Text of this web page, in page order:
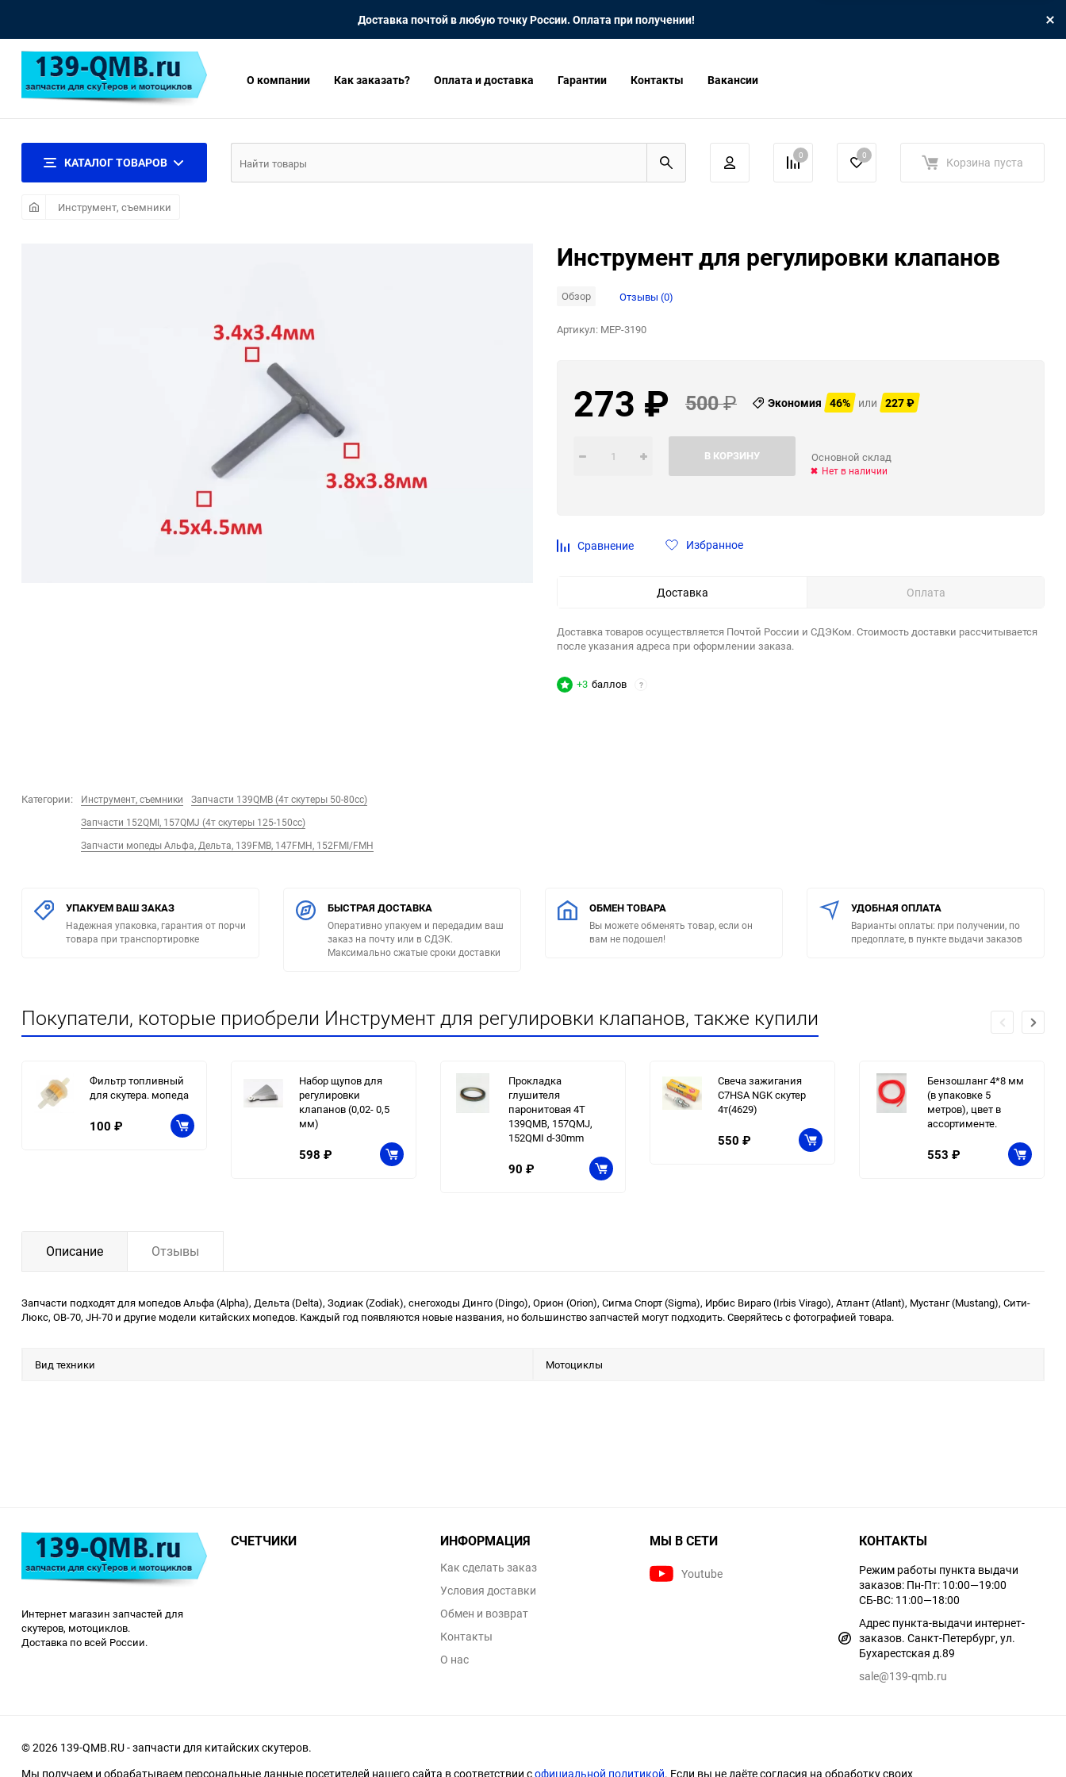
Доставка почтой в любую точку России. Оплата при получении!
О компании Как заказать? Оплата и доставка Гарантии Контакты Вакансии
КАТАЛОГ ТОВАРОВ 0 0 Корзина пуста
Инструмент, съемники
Категории: Инструмент, съемники
Запчасти 139QMB (4т скутеры 50-80сс)
Запчасти 152QMI, 157QMJ (4т скутеры 125-150сс)
Запчасти мопеды Альфа, Дельта, 139FMB, 147FMH, 152FMI/FMH
Инструмент для регулировки клапанов
Обзор Отзывы (0)
Артикул: MEP-3190
273 ₽ 500₽ Экономия 46% или 227₽
В КОРЗИНУ Основной склад
Нет в наличии
Сравнение Избранное
Доставка Оплата
Доставка товаров осуществляется Почтой России и СДЭКом. Стоимость доставки рассчитывается
после указания адреса при оформлении заказа.
+3 баллов ?
УПАКУЕМ ВАШ ЗАКАЗ
Надежная упаковка, гарантия от порчи
товара при транспортировке
БЫСТРАЯ ДОСТАВКА
Оперативно упакуем и передадим ваш
заказ на почту или в СДЭК.
Максимально сжатые сроки доставки
ОБМЕН ТОВАРА
Вы можете обменять товар, если он
вам не подошел!
УДОБНАЯ ОПЛАТА
Варианты оплаты: при получении, по
предоплате, в пункте выдачи заказов
Покупатели, которые приобрели Инструмент для регулировки клапанов, также купили
Фильтр топливный
для скутера. мопеда
100 ₽
Набор щупов для
регулировки
клапанов (0,02- 0,5
мм)
598 ₽
Прокладка
глушителя
паронитовая 4T
139QMB, 157QMJ,
152QMI d-30mm
90 ₽
Свеча зажигания
C7HSA NGK скутер
4т(4629)
550 ₽
Бензошланг 4*8 мм
(в упаковке 5
метров), цвет в
ассортименте.
553 ₽
Описание Отзывы
Запчасти подходят для мопедов Альфа (Alpha), Дельта (Delta), Зодиак (Zodiak), снегоходы Динго (Dingo), Орион (Orion), Сигма Спорт (Sigma), Ирбис Вираго (Irbis Virago), Атлант (Atlant), Мустанг (Mustang), Сити-
Люкс, ОВ-70, JH-70 и другие модели китайских мопедов. Каждый год появляются новые названия, но большинство запчастей могут подходить. Сверяйтесь с фотографией товара.
Вид техники Мотоциклы
Интернет магазин запчастей для
скутеров, мотоциклов.
Доставка по всей России.
СЧЕТЧИКИ ИНФОРМАЦИЯ
Как сделать заказ
Условия доставки
Обмен и возврат
Контакты
О нас
МЫ В СЕТИ
Youtube
КОНТАКТЫ
Режим работы пункта выдачи
заказов: Пн-Пт: 10:00—19:00
СБ-ВС: 11:00—18:00
Адрес пункта-выдачи интернет-
заказов. Санкт-Петербург, ул.
Бухарестская д.89
sale@139-qmb.ru
© 2026 139-QMB.RU - запчасти для китайских скутеров.
Мы получаем и обрабатываем персональные данные посетителей нашего сайта в соответствии софициальной политикой. Если вы не даёте согласия на обработку своих